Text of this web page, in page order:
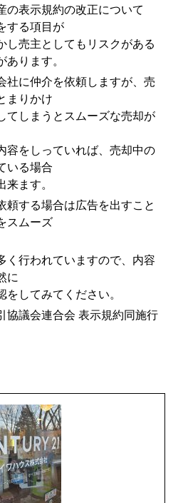
の表示規約の改正について
する項目が
し売主としてもリスクがある
ります。
社に仲介を依頼しますが、売
まりかけ
てしまうとスムーズな売却が
容をしっていれば、売却中の
いる場合
ます。
頼する場合は広告を出すこと
スムーズ
く行われていますので、内容
に
してみてください。
協議会連合会 表示規約同施行